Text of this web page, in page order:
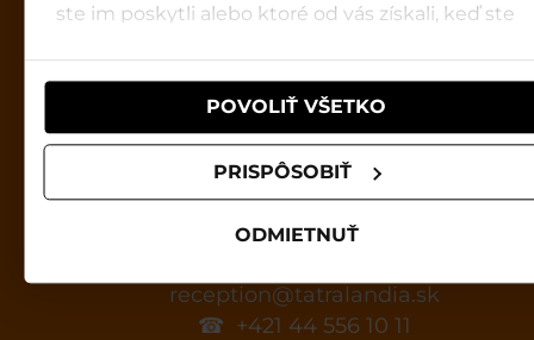
ste im poskytli alebo ktoré od vás získali, keď ste
POVOLIŤ VŠETKO
PRISPÔSOBIŤ
ODMIETNUŤ
Centrum Informacji Tatralandia
info@tatralandia.sk
☎+421 915 834 644
9:00 - 19:00
GOPASS infolinia
☎+421 850 122 155
8:00 - 18:00
reception@tatralandia.sk
☎ +421 44 556 10 11